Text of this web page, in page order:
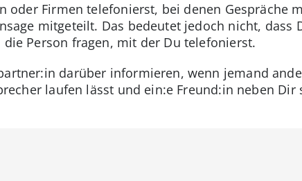
oder Firmen telefonierst, bei denen Gespräche
mitgeteilt. Das bedeutet jedoch nicht, dass
Person fragen, mit der Du telefonierst.
darüber informieren, wenn jemand
laufen lässt und ein:e Freund:in neben Dir